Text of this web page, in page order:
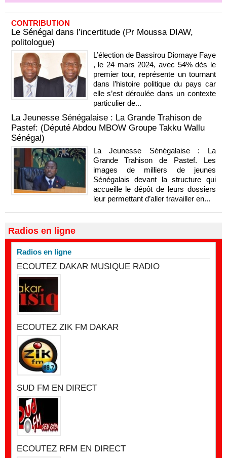
CONTRIBUTION
Le Sénégal dans l’incertitude (Pr Moussa DIAW,
politologue)
L’élection de Bassirou Diomaye Faye
, le 24 mars 2024, avec 54% dès le
premier tour, représente un tournant
dans l’histoire politique du pays car
elle s’est déroulée dans un contexte
particulier de...
La Jeunesse Sénégalaise : La Grande Trahison de
Pastef: (Député Abdou MBOW Groupe Takku Wallu
Sénégal)
La Jeunesse Sénégalaise : La
Grande Trahison de Pastef. Les
images de milliers de jeunes
Sénégalais devant la structure qui
accueille le dépôt de leurs dossiers
leur permettant d’aller travailler en...
Radios en ligne
Radios en ligne
ECOUTEZ DAKAR MUSIQUE RADIO
ECOUTEZ ZIK FM DAKAR
SUD FM EN DIRECT
ECOUTEZ RFM EN DIRECT